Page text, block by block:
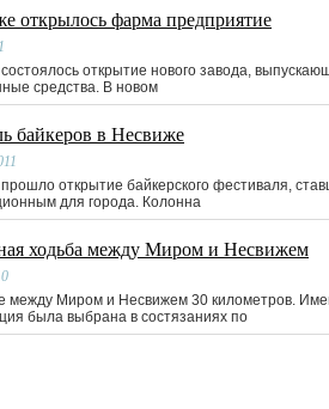
открылось фарма предприятие
открытие нового завода,
средства. В новом
байкеров в Несвиже
открытие байкерского фестиваля,
для города. Колонна
ходьба между Миром и Несвижем
между Миром и Несвижем 30 километров.
была выбрана в состязаниях по